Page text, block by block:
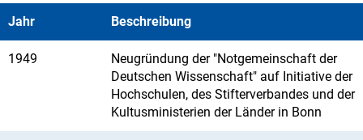
Jahr Beschreibung
1949
Neugründung der "Notgemeinschaft der
Deutschen Wissenschaft" auf Initiative der
Hochschulen, des Stifterverbandes und der
Kultusministerien der Länder in Bonn